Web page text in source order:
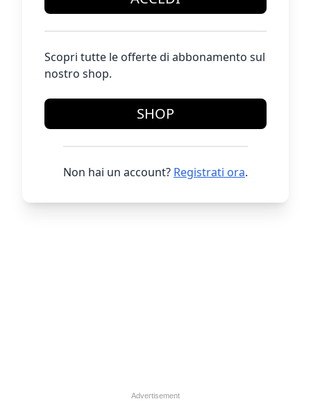
Scopri tutte le offerte di abbonamento sul
nostro shop.
SHOP
Non hai un account? Registrati ora.